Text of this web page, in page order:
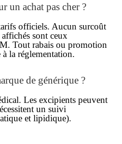
un achat pas cher ?
officiels. Aucun surcoût
sont ceux
Tout rabais ou promotion
la réglementation.
de générique ?
Les excipients peuvent
un suivi
et lipidique).